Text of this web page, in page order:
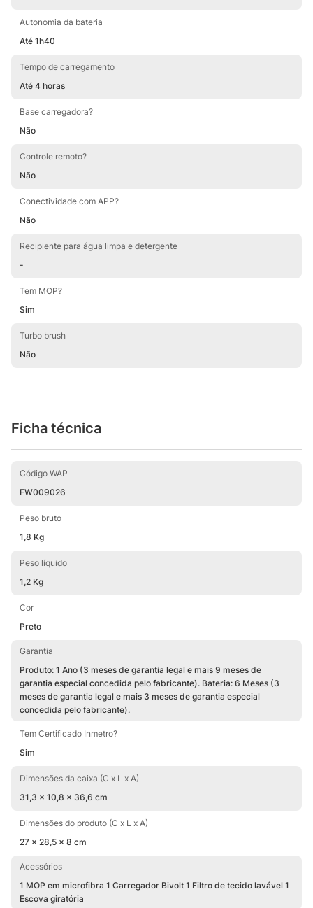
Autonomia da bateria
Até 1h40
Tempo de carregamento
Até 4 horas
Base carregadora?
Não
Controle remoto?
Não
Conectividade com APP?
Não
Recipiente para água limpa e detergente
-
Tem MOP?
Sim
Turbo brush
Não
Ficha técnica
Código WAP
FW009026
Peso bruto
1,8 Kg
Peso líquido
1,2 Kg
Cor
Preto
Garantia
Produto: 1 Ano (3 meses de garantia legal e mais 9 meses de
garantia especial concedida pelo fabricante). Bateria: 6 Meses (3
meses de garantia legal e mais 3 meses de garantia especial
concedida pelo fabricante).
Tem Certificado Inmetro?
Sim
Dimensões da caixa (C x L x A)
31,3 x 10,8 x 36,6 cm
Dimensões do produto (C x L x A)
27 x 28,5 x 8 cm
Acessórios
1 MOP em microfibra 1 Carregador Bivolt 1 Filtro de tecido lavável 1
Escova giratória